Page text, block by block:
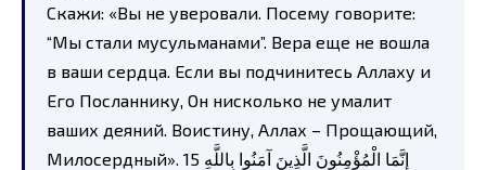
Скажи: «Вы не уверовали. Посему говорите:
“Мы стали мусульманами”. Вера еще не вошла
в ваши сердца. Если вы подчинитесь Аллаху и
Его Посланнику, Он нисколько не умалит
ваших деяний. Воистину, Аллах – Прощающий,
Милосердный». 15 إِنَّمَا الْمُؤْمِنُونَ الَّذِينَ آمَنُوا بِاللَّهِ